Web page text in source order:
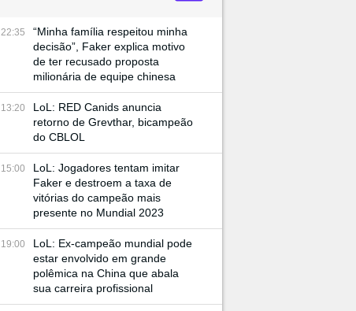
22:35
“Minha família respeitou minha
decisão”, Faker explica motivo
de ter recusado proposta
milionária de equipe chinesa
13:20
LoL: RED Canids anuncia
retorno de Grevthar, bicampeão
do CBLOL
15:00
LoL: Jogadores tentam imitar
Faker e destroem a taxa de
vitórias do campeão mais
presente no Mundial 2023
19:00
LoL: Ex-campeão mundial pode
estar envolvido em grande
polêmica na China que abala
sua carreira profissional